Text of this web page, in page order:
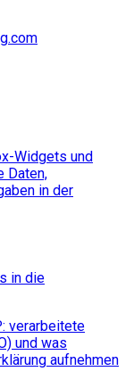
Widgets und
Daten,
in der
in die
verarbeitete
und was
aufnehmen